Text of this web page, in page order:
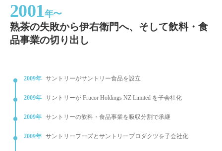
2001年〜
熟茶の失敗から伊右衛門へ、そして飲料・食
品事業の切り出し
2009年 サントリーがサントリー食品を設立
2009年 サントリーが Frucor Holdings NZ Limited を子会社化
2009年 サントリーの飲料・食品事業を吸収分割で承継
2009年 サントリーフーズとサントリープロダクツを子会社化